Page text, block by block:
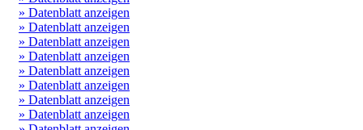
» Datenblatt anzeigen
» Datenblatt anzeigen
» Datenblatt anzeigen
» Datenblatt anzeigen
» Datenblatt anzeigen
» Datenblatt anzeigen
» Datenblatt anzeigen
» Datenblatt anzeigen